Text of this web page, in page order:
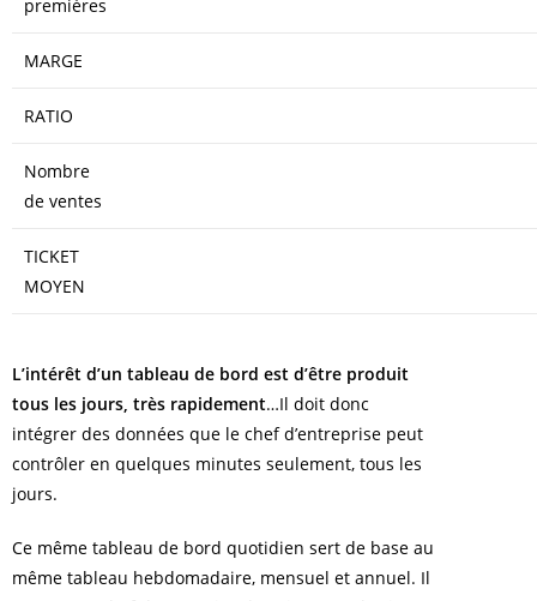
premières
MARGE
RATIO
Nombre
de ventes
TICKET
MOYEN
L’intérêt d’un tableau de bord est d’être produit
tous les jours, très rapidement…Il doit donc
intégrer des données que le chef d’entreprise peut
contrôler en quelques minutes seulement, tous les
jours.
Ce même tableau de bord quotidien sert de base au
même tableau hebdomadaire, mensuel et annuel. Il